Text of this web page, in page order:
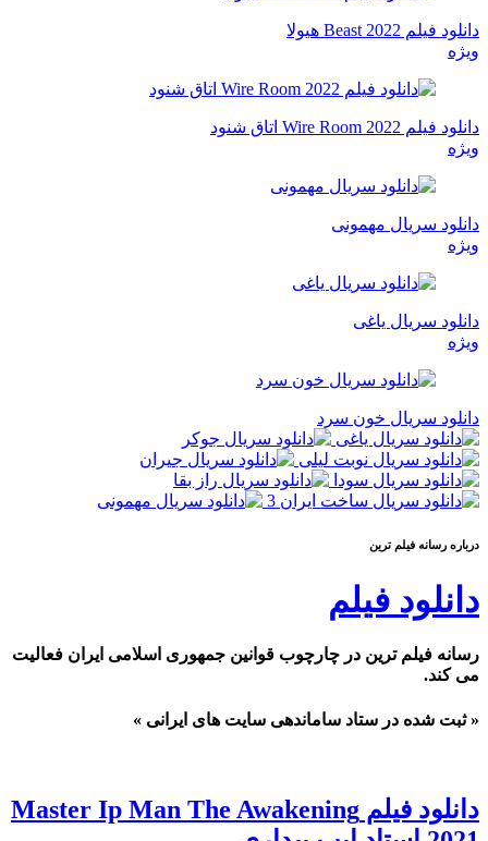
دانلود فیلم Beast 2022 هیولا
ویژه
دانلود فیلم Wire Room 2022 اتاق شنود
ویژه
دانلود سریال مهمونی
ویژه
دانلود سریال یاغی
ویژه
دانلود سریال خون سرد
درباره رسانه فيلم ترين
دانلود فیلم
رسانه فیلم ترین در چارچوب قوانین جمهوری اسلامی ایران فعالیت
می کند.
« ثبت شده در ستاد ساماندهی سایت های ایرانی »
دانلود فیلم Master Ip Man The Awakening